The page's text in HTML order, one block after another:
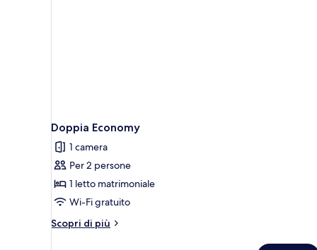
Doppia Economy
1 camera
Per 2 persone
1 letto matrimoniale
Wi-Fi gratuito
Scopri di più
Altri